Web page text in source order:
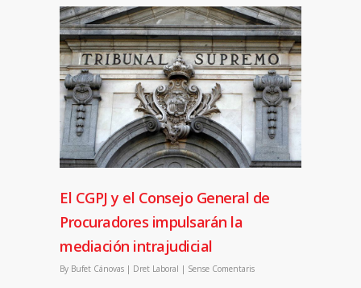
El CGPJ y el Consejo General de
Procuradores impulsarán la
mediación intrajudicial
By Bufet Cánovas | Dret Laboral | Sense Comentaris